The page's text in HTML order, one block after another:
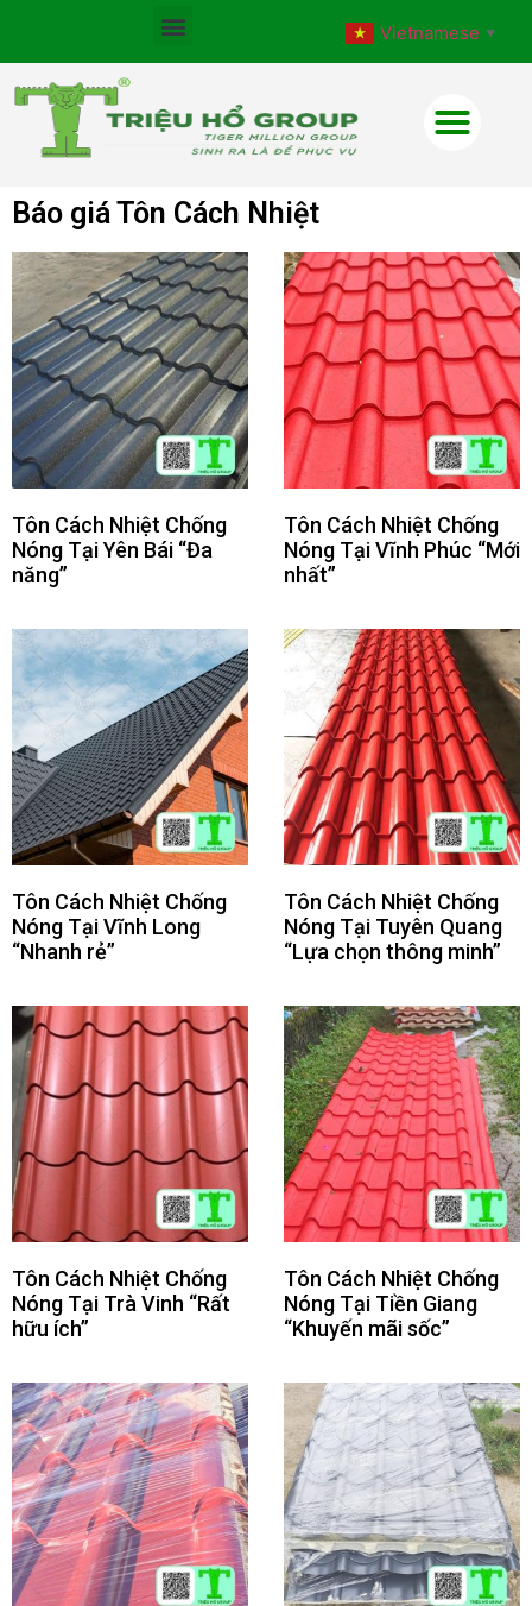
Vietnamese ▼
Báo giá Tôn Cách Nhiệt
Tôn Cách Nhiệt Chống
Nóng Tại Yên Bái “Đa
năng”
Tôn Cách Nhiệt Chống
Nóng Tại Vĩnh Phúc “Mới
nhất”
Tôn Cách Nhiệt Chống
Nóng Tại Vĩnh Long
“Nhanh rẻ”
Tôn Cách Nhiệt Chống
Nóng Tại Tuyên Quang
“Lựa chọn thông minh”
Tôn Cách Nhiệt Chống
Nóng Tại Trà Vinh “Rất
hữu ích”
Tôn Cách Nhiệt Chống
Nóng Tại Tiền Giang
“Khuyến mãi sốc”